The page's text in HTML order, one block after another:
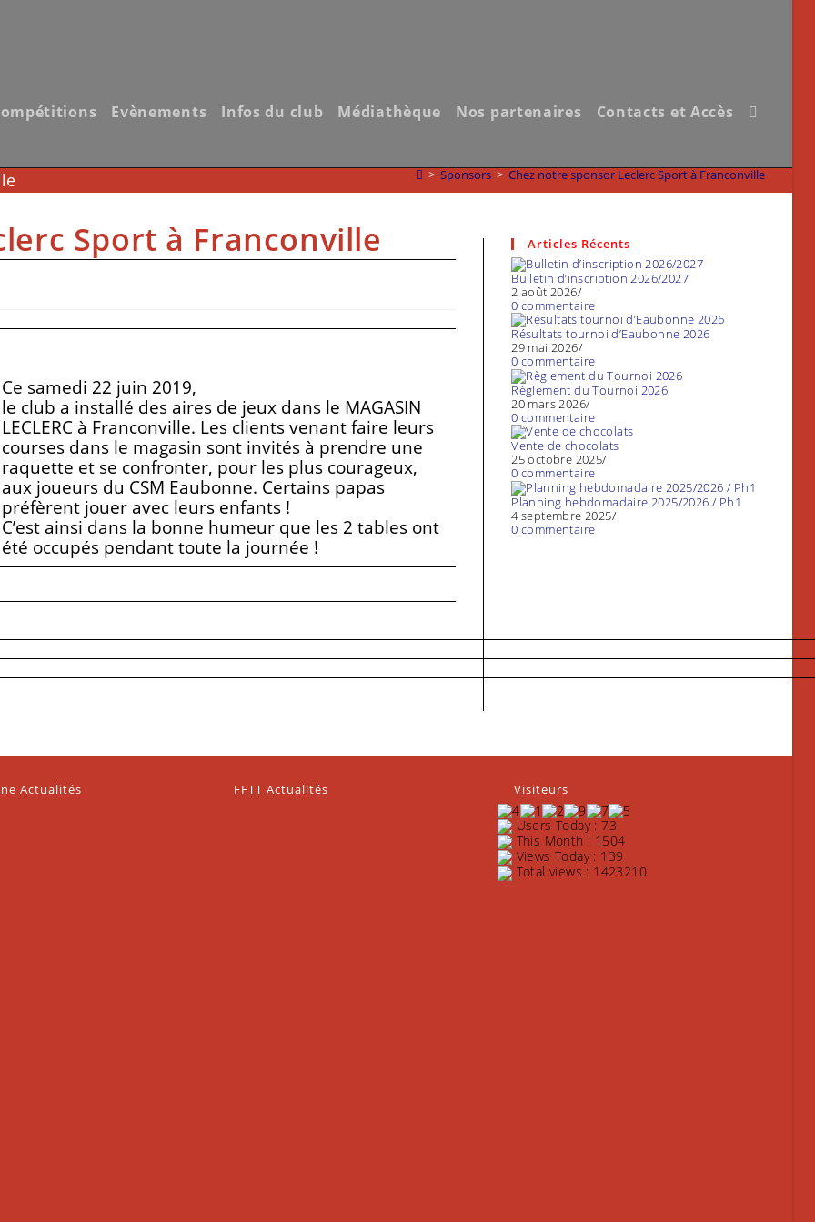
Evènements Infos du club Médiathèque Nos partenaires Contacts et Accès Toggle
search
> Sponsors > Chez notre sponsor Leclerc Sport à Franconville
Sport à Franconville
Ce samedi 22 juin 2019,
le club a installé des aires de jeux dans le MAGASIN
LECLERC à Franconville. Les clients venant faire leurs
courses dans le magasin sont invités à prendre une
raquette et se confronter, pour les plus courageux,
aux joueurs du CSM Eaubonne. Certains papas
préfèrent jouer avec leurs enfants !
C’est ainsi dans la bonne humeur que les 2 tables ont
été occupés pendant toute la journée !
Articles Récents
Bulletin d’inscription 2026/2027
2 août 2026/
0 commentaire
Résultats tournoi d’Eaubonne 2026
29 mai 2026/
0 commentaire
Règlement du Tournoi 2026
20 mars 2026/
0 commentaire
Vente de chocolats
25 octobre 2025/
0 commentaire
Planning hebdomadaire 2025/2026 / Ph1
4 septembre 2025/
0 commentaire
Actualités FFTT Actualités Visiteurs
Users Today : 73
This Month : 1504
Views Today : 139
Total views : 1423210